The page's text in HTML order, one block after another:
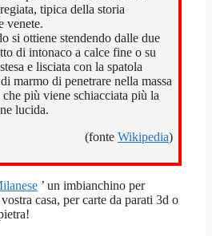
tipica della storia
venete.
si ottiene stendendo dalle due
di intonaco a calce fine o su
e lisciata con la spatola
marmo di penetrare nella massa
più viene schiacciata più la
lucida.
(fonte Wikipedia)
’ un imbianchino per
casa, per carte da parati 3d o